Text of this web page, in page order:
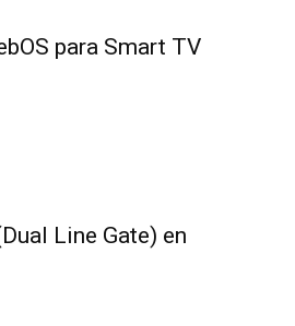
para Smart TV
Line Gate) en